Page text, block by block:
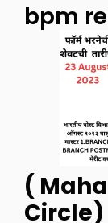
bpm
(
Circle)